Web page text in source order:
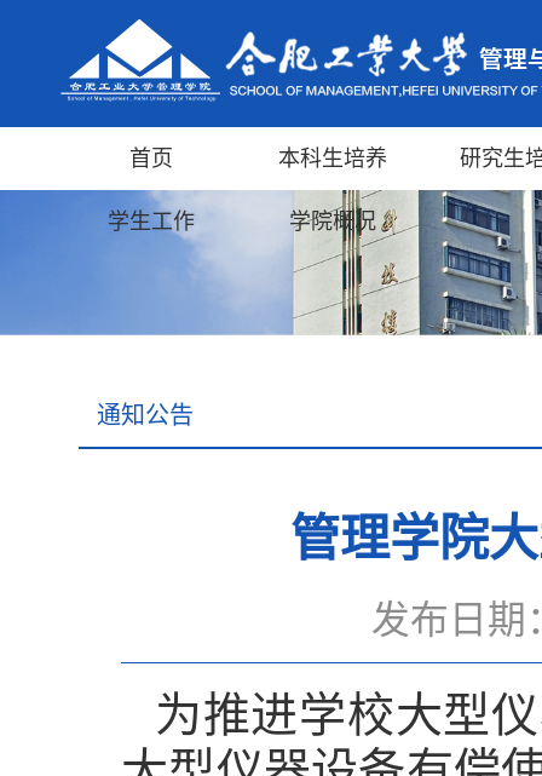
首页 本科生培养 研究生
学生工作 学院概况
通知公告
管理学院
发布日期
为推进学校大型